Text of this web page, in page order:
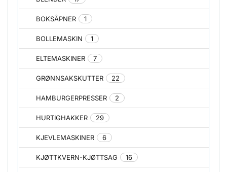
BOKSÅPNER 1
BOLLEMASKIN 1
ELTEMASKINER 7
GRØNNSAKSKUTTER 22
HAMBURGERPRESSER 2
HURTIGHAKKER 29
KJEVLEMASKINER 6
KJØTTKVERN-KJØTTSAG 16